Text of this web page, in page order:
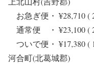
お急ぎ便・ ¥28,710
通常便 ・ ¥23,100 (
ついで便・ ¥17,380
河合町(北葛城郡)